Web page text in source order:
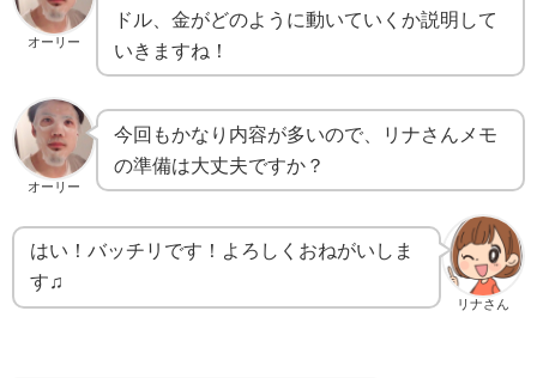
オーリー
ドル、金がどのように動いていくか説明して
いきますね！
オーリー
今回もかなり内容が多いので、リナさんメモ
の準備は大丈夫ですか？
リナさん
はい！バッチリです！よろしくおねがいしま
す♫